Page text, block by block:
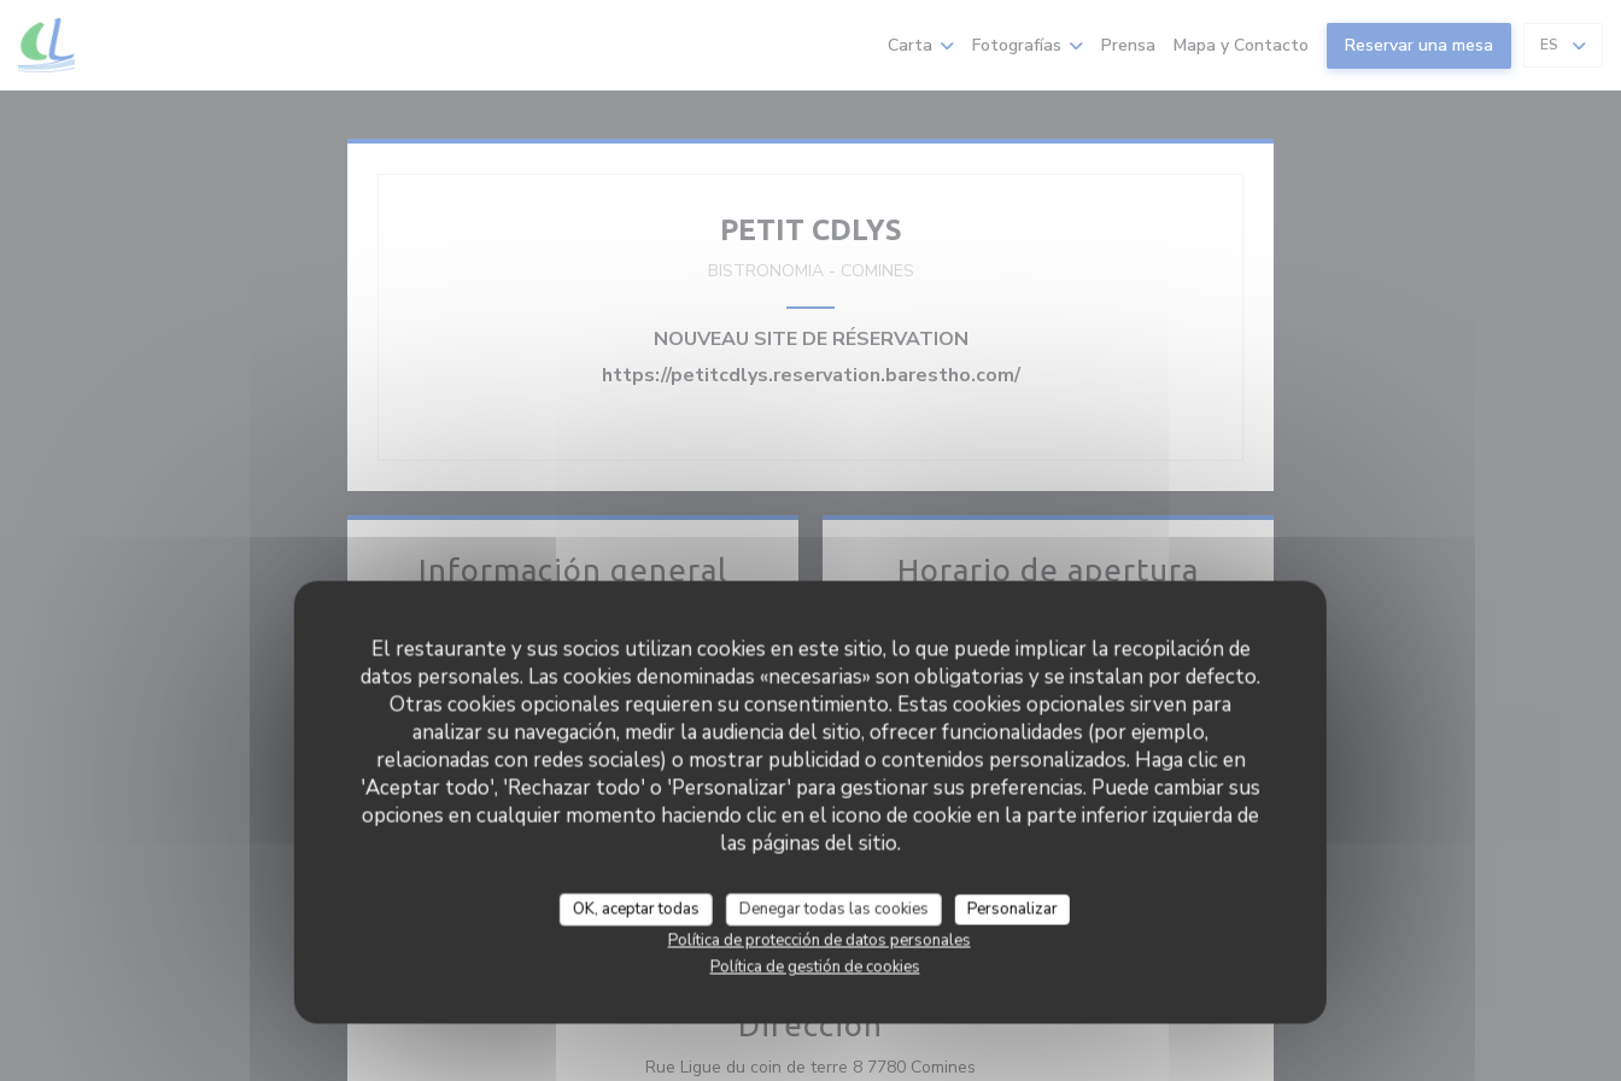
Personalización de sus opciones de cookies
El restaurante y sus socios utilizan cookies en este sitio, lo que puede implicar la recopilación de
datos personales. Las cookies denominadas «necesarias» son obligatorias y se instalan por defecto.
Otras cookies opcionales requieren su consentimiento. Estas cookies opcionales sirven para
analizar su navegación, medir la audiencia del sitio, ofrecer funcionalidades (por ejemplo,
relacionadas con redes sociales) o mostrar publicidad o contenidos personalizados. Haga clic en
'Aceptar todo', 'Rechazar todo' o 'Personalizar' para gestionar sus preferencias. Puede cambiar sus
opciones en cualquier momento haciendo clic en el icono de cookie en la parte inferior izquierda de
las páginas del sitio.
OK, aceptar todas Denegar todas las cookies
Personalizar
Política de protección de datos personales
Política de gestión de cookies
Carta Fotografías Prensa Mapa y Contacto Reservar una mesa ES
PETIT CDLYS
BISTRONOMIA - COMINES
NOUVEAU SITE DE RÉSERVATION
https://petitcdlys.reservation.barestho.com/
Información general
productos frescos, Hecho en casa, Producto
regional, Cocina Tradicional
Tipo de negocio
Bistronomia
Servicios
Privatización, WiFi
Visa, Tarjeta de Crédito
Horario de apertura
Miércoles Cerrado
Jue Vie 12:00 - 14:00 *
Sab -Dom Cerrado
Dirección
Rue Ligue du coin de terre 8 7780 Comines